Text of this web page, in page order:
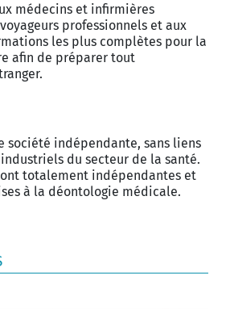
médecins et infirmières
professionnels et aux
les plus complètes pour la
afin de préparer tout
société indépendante, sans liens
du secteur de la santé.
totalement indépendantes et
à la déontologie médicale.